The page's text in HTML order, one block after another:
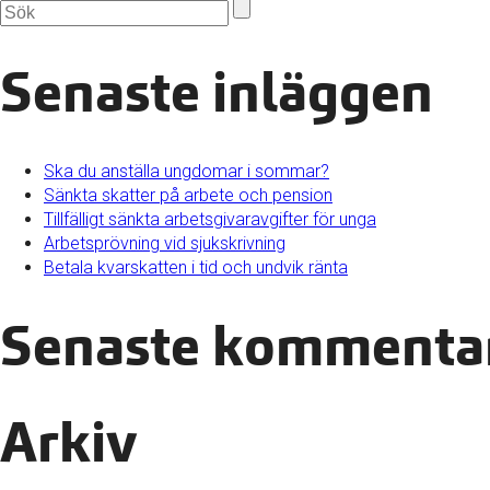
Senaste inläggen
Ska du anställa ungdomar i sommar?
Sänkta skatter på arbete och pension
Tillfälligt sänkta arbetsgivaravgifter för unga
Arbetsprövning vid sjukskrivning
Betala kvarskatten i tid och undvik ränta
Senaste
Arkiv